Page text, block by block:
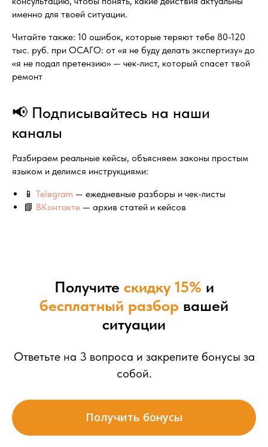
именно для твоей ситуации.
Читайте также: 10 ошибок, которые теряют тебе 80-120
тыс. руб. при ОСАГО: от «я не буду делать экспертизу» до
«я не подал претензию» — чек-лист, который спасет твой
ремонт
📢 Подписывайтесь на наши
каналы
Разбираем реальные кейсы, объясняем законы простым
языком и делимся инструкциями:
📱 Telegram — ежедневные разборы и чек-листы
📘 ВКонтакте — архив статей и кейсов
Получите скидку 15% и
бесплатный разбор вашей
ситуации
Ответьте на 3 вопроса и закрепите бонусы за
собой.
Получить бонусы